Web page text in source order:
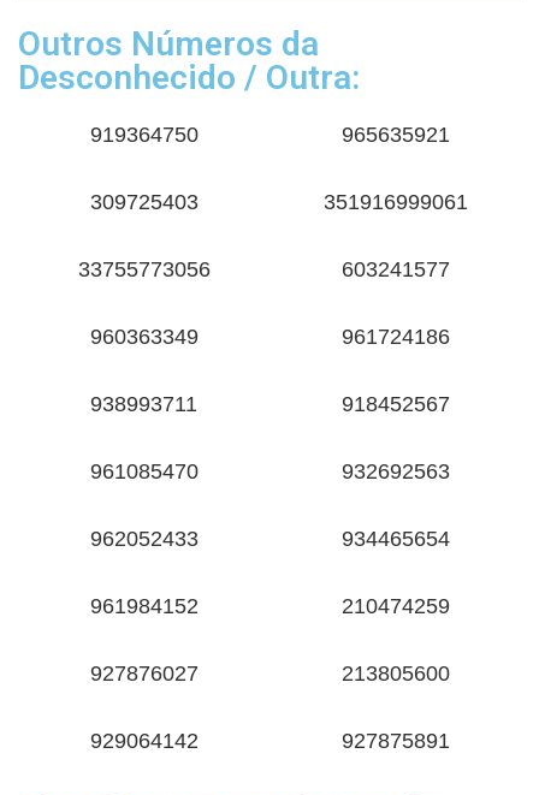
Outros Números da
Desconhecido / Outra:
919364750 965635921
309725403 351916999061
33755773056 603241577
960363349 961724186
938993711 918452567
961085470 932692563
962052433 934465654
961984152 210474259
927876027 213805600
929064142 927875891